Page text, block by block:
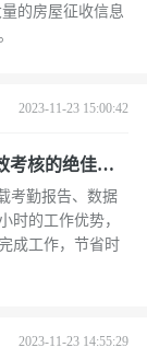
的房屋征收信息
2023-11-23 15:00:42
考核的绝佳方
考勤报告、数据
时的工作优势，
成工作，节省时
2023-11-23 14:55:29